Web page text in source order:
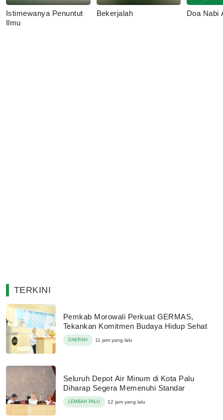
Istimewanya Penuntut
Ilmu
Bekerjalah Doa Nabi
TERKINI
Pemkab Morowali Perkuat GERMAS,
Tekankan Komitmen Budaya Hidup Sehat
DAERAH 11 jam yang lalu
Seluruh Depot Air Minum di Kota Palu
Diharap Segera Memenuhi Standar
LEMBAH PALU 12 jam yang lalu